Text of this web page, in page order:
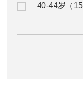
40-44岁（15